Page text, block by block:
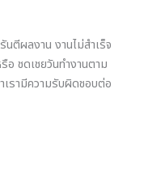
นตีผลงาน งานไม่สำเร็จ
ชดเชยวันทำงานตาม
รามีความรับผิดชอบต่อ